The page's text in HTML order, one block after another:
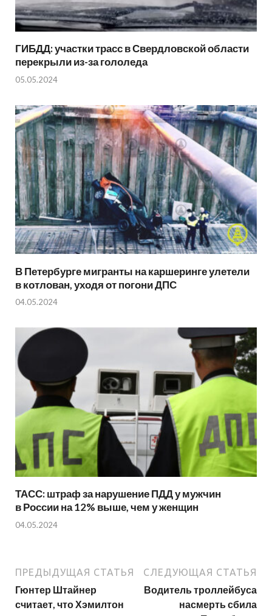
ГИБДД: участки трасс в Свердловской области
перекрыли из-за гололеда
05.05.2024
В Петербурге мигранты на каршеринге улетели
в котлован, уходя от погони ДПС
04.05.2024
ТАСС: штраф за нарушение ПДД у мужчин
в России на 12% выше, чем у женщин
04.05.2024
ПРЕДЫДУЩАЯ СТАТЬЯ
Гюнтер Штайнер
считает, что Хэмилтон
СЛЕДУЮЩАЯ СТАТЬЯ
Водитель троллейбуса
насмерть сбила